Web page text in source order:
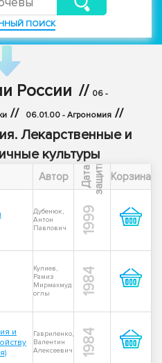
ПОИСК
России // 06 -
// 06.01.00 - Агрономия //
Лекарственные и
культуры
Автор Д
а
т
а
з
а
щ
и
т ы Корзина
Дубенюк,
Антон
Павлович
1999
Кулиев,
Рамиз
Мирмахмуд
оглы
1984
и
Гавриленко,
Валентин
Алексеевич
1984